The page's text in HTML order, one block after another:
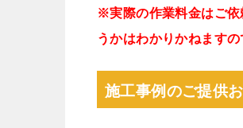
※実際の作業料金はご依
うかはわかりかねますの
施工事例のご提供